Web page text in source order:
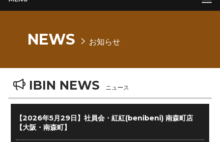
NEWS お知らせ
IBIN NEWS ニュース
【2026年5月29日】社員会・紅紅(benibeni) 南森町店
【大阪・南森町】